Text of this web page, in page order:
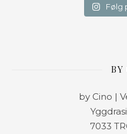
Følg
BY
by Cino |
7033